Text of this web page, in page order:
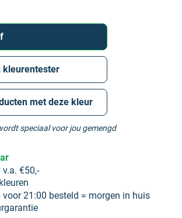
kleurentester
met deze kleur
speciaal voor jou gemengd
€50,-
voor 21:00 besteld = morgen in huis